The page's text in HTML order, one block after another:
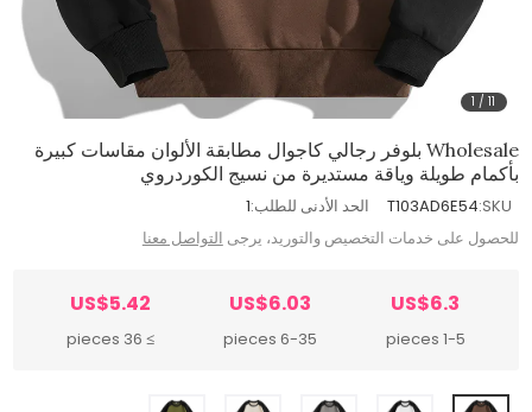
1 /11
Wholesale بلوفر رجالي كاجوال مطابقة الألوان مقاسات كبيرة
بأكمام طويلة وياقة مستديرة من نسيج الكوردروي
SKU:
T103AD6E54 الحد الأدنى للطلب:1
للحصول على خدمات التخصيص والتوريد، يرجى التواصل معنا
US$6.3
1-5 pieces
US$6.03
6-35 pieces
US$5.42
≥ 36 pieces